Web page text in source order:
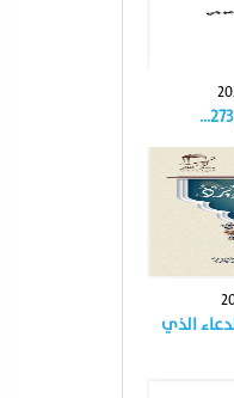
سطور_٢٧٢ الدعاء الذي